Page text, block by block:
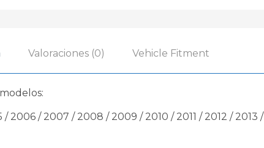
Valoraciones (0) Vehicle Fitment
2006 / 2007 / 2008 / 2009 / 2010 / 2011 / 2012 / 2013 /